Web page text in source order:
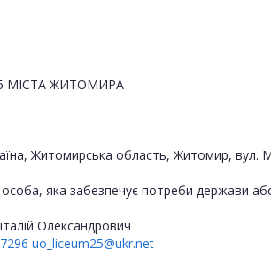
МІСТА ЖИТОМИРА
Житомирська область, Житомир, вул.
яка забезпечує потреби держави
Олександрович
uo_liceum25@ukr.net